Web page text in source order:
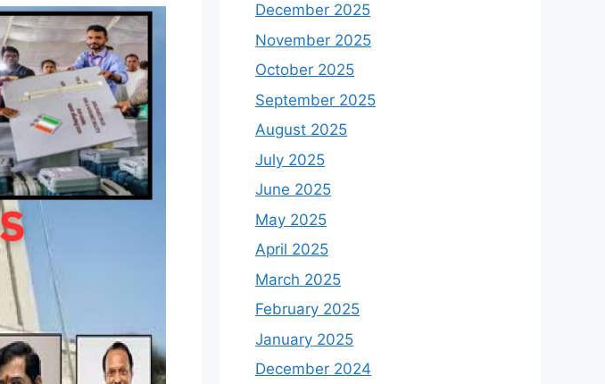
December 2025
November 2025
October 2025
September 2025
August 2025
July 2025
June 2025
May 2025
April 2025
March 2025
February 2025
January 2025
December 2024